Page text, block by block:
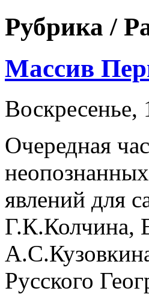
Рубрика /
Массив
Очередная
явлений для
Г.К.Колчина,
Русского